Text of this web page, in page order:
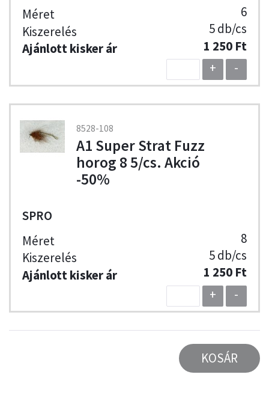
6
5 db/cs
1 250 Ft
+
-
8528-108
A1 Super Strat Fuzz
horog 8 5/cs. Akció
-50%
SPRO
8
5 db/cs
1 250 Ft
+
-
KOSÁR